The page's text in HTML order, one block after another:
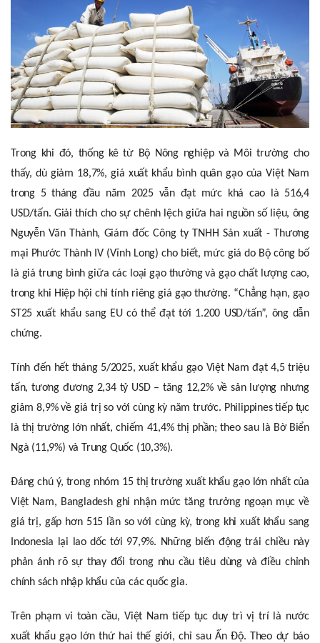
Trong khi đó, thống kê từ Bộ Nông nghiệp và Môi trường cho
thấy, dù giảm 18,7%, giá xuất khẩu bình quân gạo của Việt Nam
trong 5 tháng đầu năm 2025 vẫn đạt mức khá cao là 516,4
USD/tấn. Giải thích cho sự chênh lệch giữa hai nguồn số liệu, ông
Nguyễn Văn Thành, Giám đốc Công ty TNHH Sản xuất - Thương
mại Phước Thành IV (Vĩnh Long) cho biết, mức giá do Bộ công bố
là giá trung bình giữa các loại gạo thường và gạo chất lượng cao,
trong khi Hiệp hội chỉ tính riêng giá gạo thường. “Chẳng hạn, gạo
ST25 xuất khẩu sang EU có thể đạt tới 1.200 USD/tấn”, ông dẫn
chứng.
Tính đến hết tháng 5/2025, xuất khẩu gạo Việt Nam đạt 4,5 triệu
tấn, tương đương 2,34 tỷ USD – tăng 12,2% về sản lượng nhưng
giảm 8,9% về giá trị so với cùng kỳ năm trước. Philippines tiếp tục
là thị trường lớn nhất, chiếm 41,4% thị phần; theo sau là Bờ Biển
Ngà (11,9%) và Trung Quốc (10,3%).
Đáng chú ý, trong nhóm 15 thị trường xuất khẩu gạo lớn nhất của
Việt Nam, Bangladesh ghi nhận mức tăng trưởng ngoạn mục về
giá trị, gấp hơn 515 lần so với cùng kỳ, trong khi xuất khẩu sang
Indonesia lại lao dốc tới 97,9%. Những biến động trái chiều này
phản ánh rõ sự thay đổi trong nhu cầu tiêu dùng và điều chỉnh
chính sách nhập khẩu của các quốc gia.
Trên phạm vi toàn cầu, Việt Nam tiếp tục duy trì vị trí là nước
xuất khẩu gạo lớn thứ hai thế giới, chỉ sau Ấn Độ. Theo dự báo